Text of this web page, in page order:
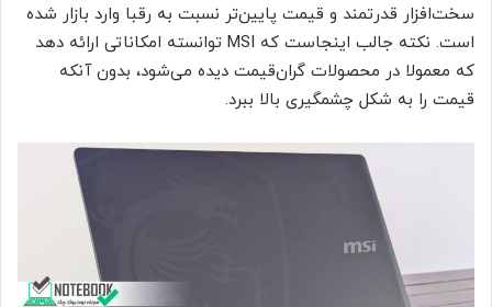
سخت‌افزار قدرتمند و قیمت پایین‌تر نسبت به رقبا وارد بازار شده
است. نکته جالب اینجاست که MSI توانسته امکاناتی ارائه دهد
که معمولا در محصولات گران‌قیمت دیده می‌شود، بدون آنکه
قیمت را به شکل چشمگیری بالا ببرد.